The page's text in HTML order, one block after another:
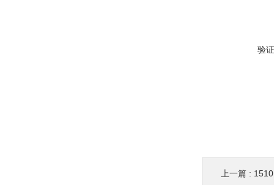
验
上一篇 : 1510